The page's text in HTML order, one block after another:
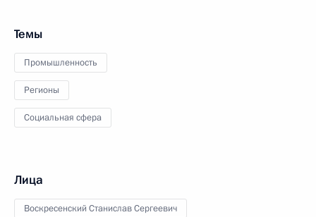
Темы
Промышленность
Регионы
Социальная сфера
Лица
Воскресенский Станислав Сергеевич